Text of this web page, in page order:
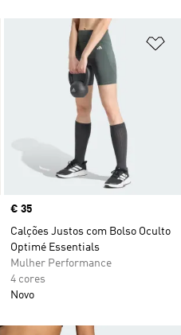
à Lista de Desejos
Price
€ 35
Calções Justos com Bolso Oculto
Optimé Essentials
Mulher Performance
4 cores
Novo